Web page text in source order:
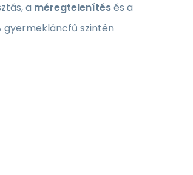
a méregtelenítésés a
gyermekláncfű szintén